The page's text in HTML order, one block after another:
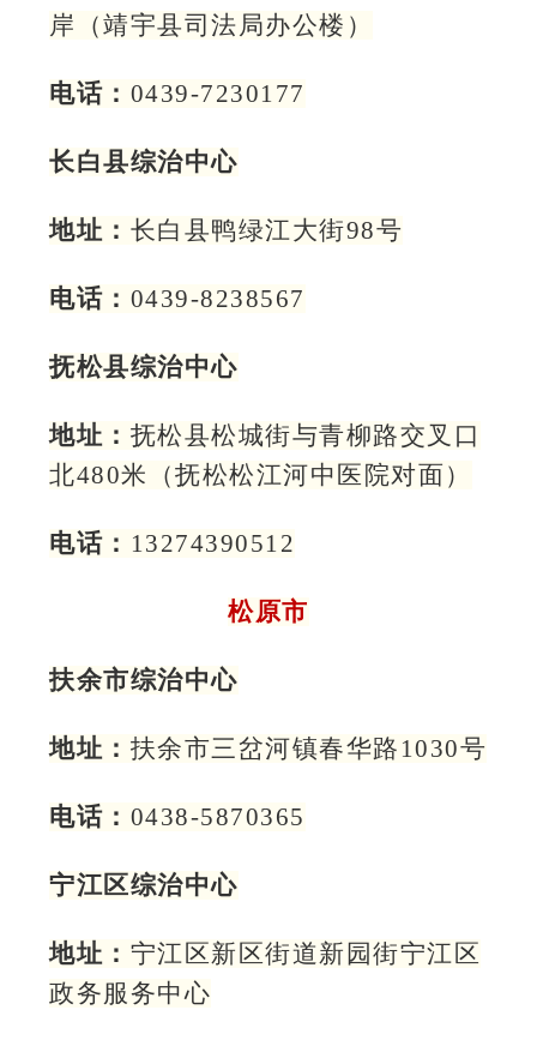
岸（靖宇县司法局办公楼）
电话： 0439-7230177
长白县综治中心
地址： 长白县鸭绿江大街98号
电话： 0439-8238567
抚松县综治中心
地址： 抚松县松城街与青柳路交叉口
北480米（抚松松江河中医院对面）
电话： 13274390512
松原市
扶余市综治中心
地址： 扶余市三岔河镇春华路1030号
电话： 0438-5870365
宁江区综治中心
地址： 宁江区新区街道新园街宁江区
政务服务中心